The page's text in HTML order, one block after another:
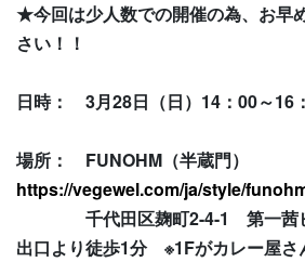
★今回は少人数での開催の為、お早
さい！！
日時： 3月28日（日）14：00～16
場所： FUNOHM（半蔵門）
https://vegewel.com/ja/style/
千代田区麹町2-4-1 第一茜
出口より徒歩1分 ※1Fがカレー屋さ